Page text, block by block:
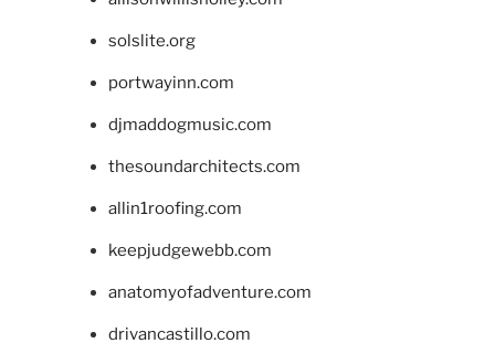
solslite.org
portwayinn.com
djmaddogmusic.com
thesoundarchitects.com
allin1roofing.com
keepjudgewebb.com
anatomyofadventure.com
drivancastillo.com